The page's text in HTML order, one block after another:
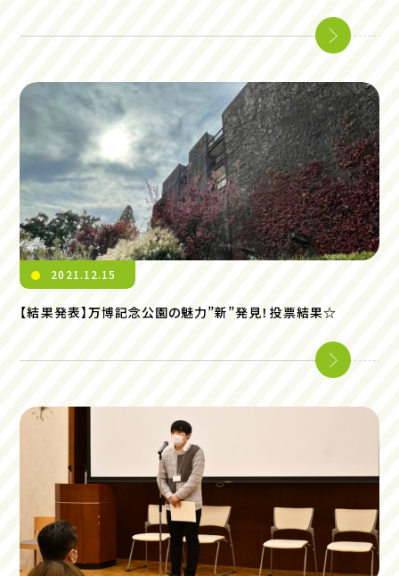
2021.12.15
【結果発表】万博記念公園の魅力”新”発見！投票結果☆